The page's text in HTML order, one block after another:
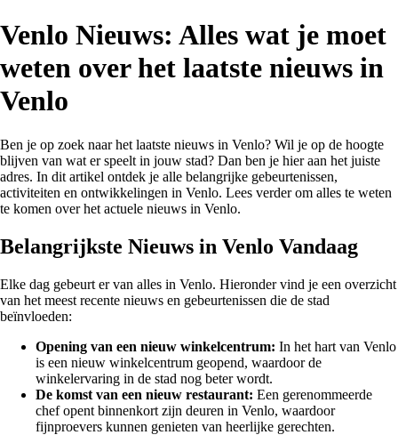
Venlo Nieuws: Alles wat je moet
weten over het laatste nieuws in
Venlo
Ben je op zoek naar het laatste nieuws in Venlo? Wil je op de hoogte
blijven van wat er speelt in jouw stad? Dan ben je hier aan het juiste
adres. In dit artikel ontdek je alle belangrijke gebeurtenissen,
activiteiten en ontwikkelingen in Venlo. Lees verder om alles te weten
te komen over het actuele nieuws in Venlo.
Belangrijkste Nieuws in Venlo Vandaag
Elke dag gebeurt er van alles in Venlo. Hieronder vind je een overzicht
van het meest recente nieuws en gebeurtenissen die de stad
beïnvloeden:
Opening van een nieuw winkelcentrum: In het hart van Venlo
is een nieuw winkelcentrum geopend, waardoor de
winkelervaring in de stad nog beter wordt.
De komst van een nieuw restaurant: Een gerenommeerde
chef opent binnenkort zijn deuren in Venlo, waardoor
fijnproevers kunnen genieten van heerlijke gerechten.